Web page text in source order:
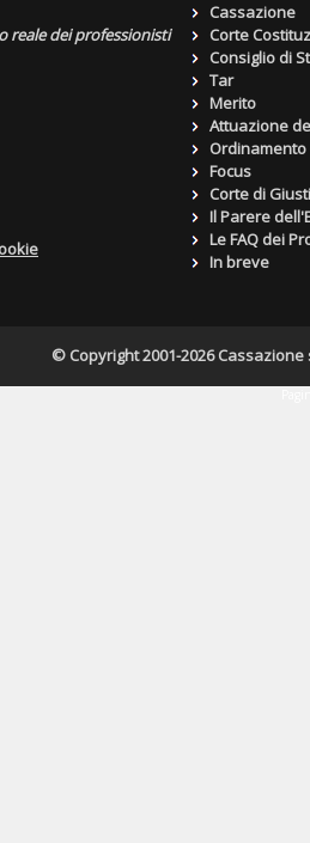
reale dei professionisti
Cassazione
Corte
Consiglio di
Tar
Merito
Attuazione
Focus
Corte di
Il Parere
Le FAQ dei
In breve
© Copyright 2001-2026 Cassazione